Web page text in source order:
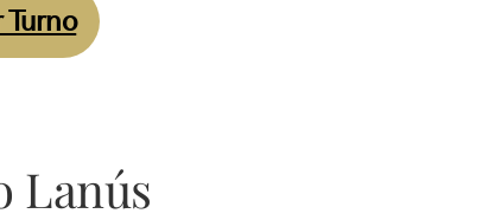
Turno
Lanús